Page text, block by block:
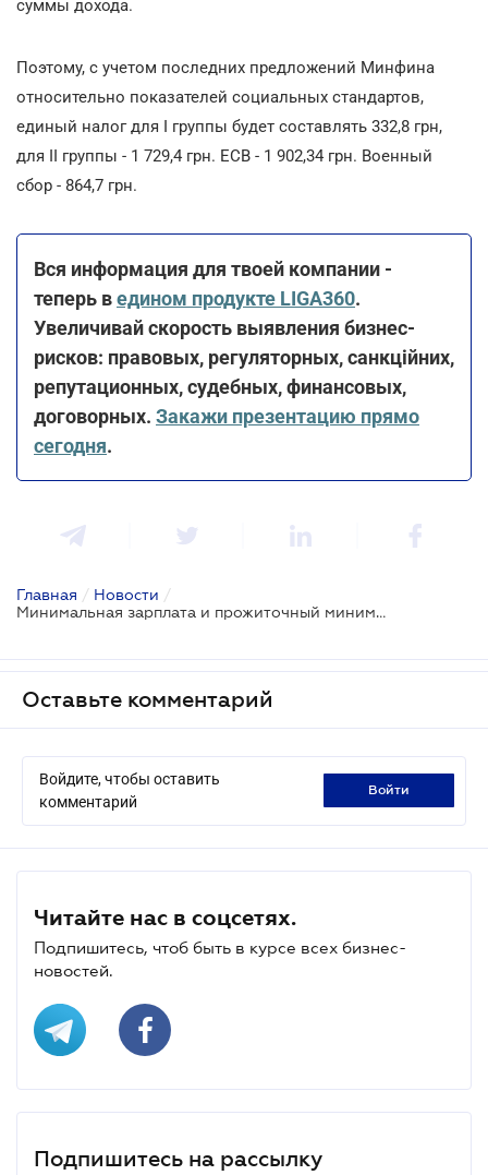
суммы дохода.
Поэтому, с учетом последних предложений Минфина
относительно показателей социальных стандартов,
единый налог для I группы будет составлять 332,8 грн,
для II группы - 1 729,4 грн. ЕСВ - 1 902,34 грн. Военный
сбор - 864,7 грн.
Вся информация для твоей компании -
теперь ведином продукте LIGA360.
Увеличивай скорость выявления бизнес-
рисков: правовых, регуляторных, санкційних,
репутационных, судебных, финансовых,
договорных. Закажи презентацию прямо
сегодня.
Главная / Новости /
Минимальная зарплата и прожиточный минимум 2026: Минфин предоставил новые прогнозные показатели
Оставьте комментарий
Войдите, чтобы оставить
комментарий
войти
Читайте нас в соцсетях.
Подпишитесь, чтоб быть в курсе всех бизнес-
новостей.
Подпишитесь на рассылку